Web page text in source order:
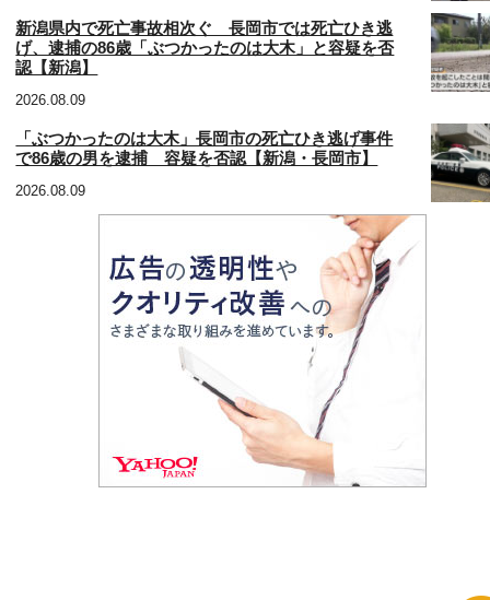
新潟県内で死亡事故相次ぐ 長岡市では死亡ひき逃
げ、逮捕の86歳「ぶつかったのは大木」と容疑を否
認【新潟】
2026.08.09
「ぶつかったのは大木」長岡市の死亡ひき逃げ事件
で86歳の男を逮捕 容疑を否認【新潟・長岡市】
2026.08.09